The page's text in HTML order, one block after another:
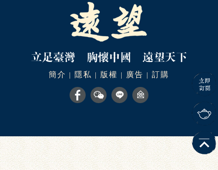
簡介 | 隱私 | 版權 | 廣告 | 訂購